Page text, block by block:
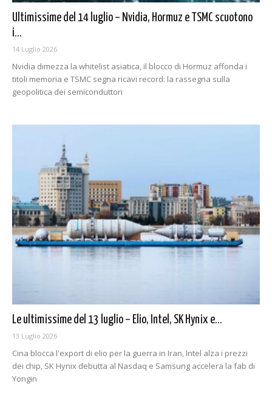
Ultimissime del 14 luglio – Nvidia, Hormuz e TSMC scuotono
i...
14 Luglio 2026
Nvidia dimezza la whitelist asiatica, il blocco di Hormuz affonda i
titoli memoria e TSMC segna ricavi record: la rassegna sulla
geopolitica dei semiconduttori
Le ultimissime del 13 luglio – Elio, Intel, SK Hynix e...
13 Luglio 2026
Cina blocca l'export di elio per la guerra in Iran, Intel alza i prezzi
dei chip, SK Hynix debutta al Nasdaq e Samsung accelera la fab di
Yongin